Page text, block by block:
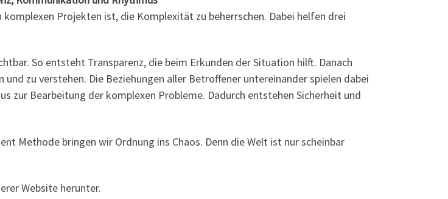
Projekten ist, die Komplexität zu beherrschen. Dabei helfen drei
So entsteht Transparenz, die beim Erkunden der Situation hilft. Danach
zu verstehen. Die Beziehungen aller Betroffener untereinander spielen dabei
zur Bearbeitung der komplexen Probleme. Dadurch entstehen Sicherheit und
Methode bringen wir Ordnung ins Chaos. Denn die Welt ist nur scheinbar
Website herunter.